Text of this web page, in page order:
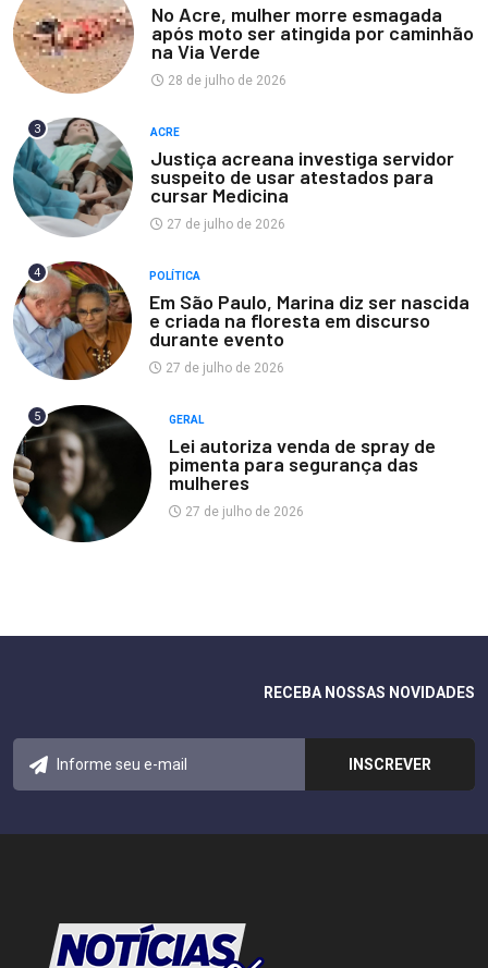
No Acre, mulher morre esmagada
após moto ser atingida por caminhão
na Via Verde
28 de julho de 2026
3 ACRE
Justiça acreana investiga servidor
suspeito de usar atestados para
cursar Medicina
27 de julho de 2026
4 POLÍTICA
Em São Paulo, Marina diz ser nascida
e criada na floresta em discurso
durante evento
27 de julho de 2026
5 GERAL
Lei autoriza venda de spray de
pimenta para segurança das
mulheres
27 de julho de 2026
RECEBA NOSSAS NOVIDADES